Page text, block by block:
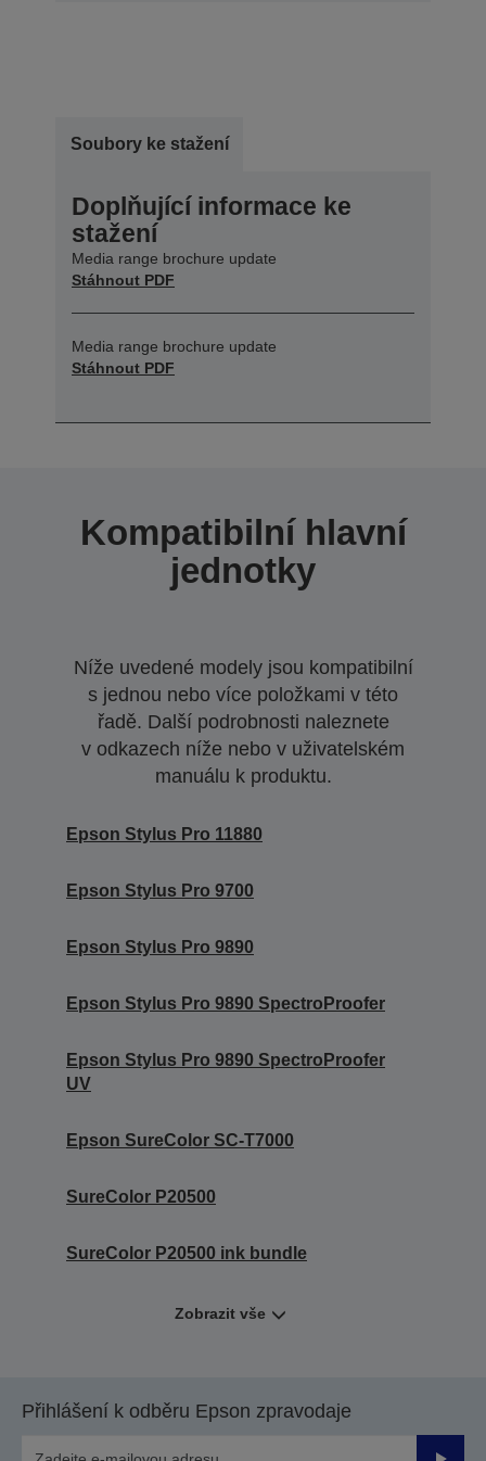
Soubory ke stažení
Doplňující informace ke
stažení
Media range brochure update
Stáhnout PDF
Media range brochure update
Stáhnout PDF
Kompatibilní hlavní
jednotky
Níže uvedené modely jsou kompatibilní
s jednou nebo více položkami v této
řadě. Další podrobnosti naleznete
v odkazech níže nebo v uživatelském
manuálu k produktu.
Epson Stylus Pro 11880
Epson Stylus Pro 9700
Epson Stylus Pro 9890
Epson Stylus Pro 9890 SpectroProofer
Epson Stylus Pro 9890 SpectroProofer
UV
Epson SureColor SC-T7000
SureColor P20500
SureColor P20500 ink bundle
Zobrazit vše
Přihlášení k odběru Epson zpravodaje